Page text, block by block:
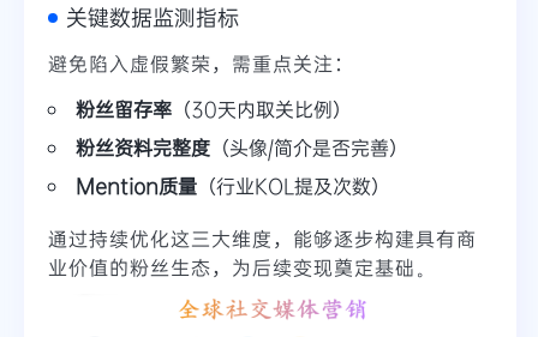
关键数据监测指标
避免陷入虚假繁荣，需重点关注：
粉丝留存率 （30天内取关比例）
粉丝资料完整度 （头像/简介是否完善）
Mention质量 （行业KOL提及次数）
通过持续优化这三大维度，能够逐步构建具有商
业价值的粉丝生态，为后续变现奠定基础。